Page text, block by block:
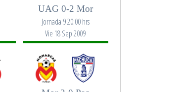
UAG 0-2 Mor
Jornada 9 20:00 hrs
Vie 18 Sep 2009